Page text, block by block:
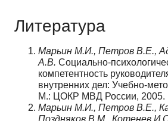
Литература
Марьин М.И., Петров В.Е.,
А.В. Социально-
компетентность
внутренних дел: Учебно-
М.: ЦОКР МВД России, 2005.
Марьин М.И., Петров В.Е.,